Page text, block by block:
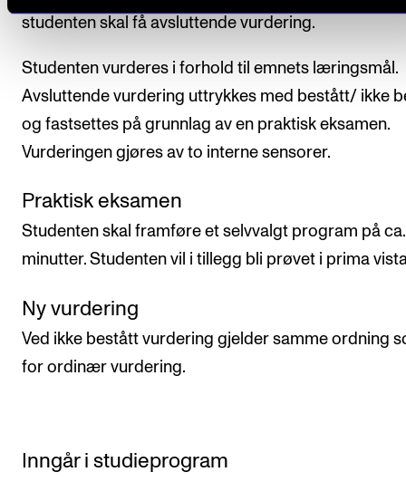
studenten skal få avsluttende vurdering.
Studenten vurderes i forhold til emnets læringsmål.
Avsluttende vurdering uttrykkes med bestått/ ikke
og fastsettes på grunnlag av en praktisk eksamen.
Vurderingen gjøres av to interne sensorer.
Praktisk eksamen
Studenten skal framføre et selvvalgt program på
minutter. Studenten vil i tillegg bli prøvet i prima
Ny vurdering
Ved ikke bestått vurdering gjelder samme ordning
for ordinær vurdering.
Inngår i studieprogram